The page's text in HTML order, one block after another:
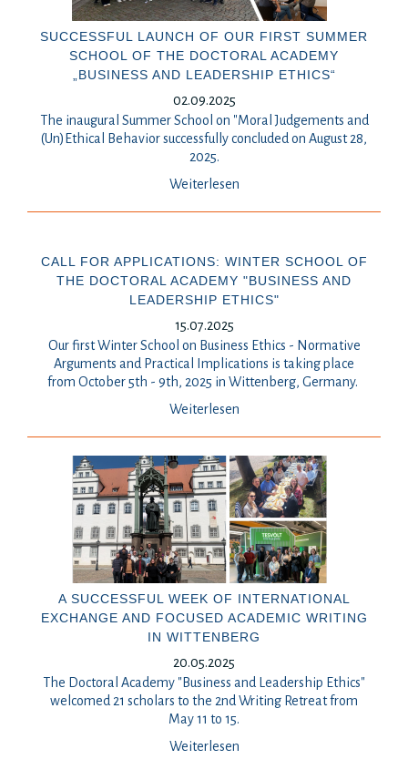
SUCCESSFUL LAUNCH OF OUR FIRST SUMMER
SCHOOL OF THE DOCTORAL ACADEMY
„BUSINESS AND LEADERSHIP ETHICS“
02.09.2025
The inaugural Summer School on "Moral Judgements and
(Un)Ethical Behavior successfully concluded on August 28,
2025.
Weiterlesen
CALL FOR APPLICATIONS: WINTER SCHOOL OF
THE DOCTORAL ACADEMY "BUSINESS AND
LEADERSHIP ETHICS"
15.07.2025
Our first Winter School on Business Ethics - Normative
Arguments and Practical Implications is taking place
from October 5th - 9th, 2025 in Wittenberg, Germany.
Weiterlesen
A SUCCESSFUL WEEK OF INTERNATIONAL
EXCHANGE AND FOCUSED ACADEMIC WRITING
IN WITTENBERG
20.05.2025
The Doctoral Academy "Business and Leadership Ethics"
welcomed 21 scholars to the 2nd Writing Retreat from
May 11 to 15.
Weiterlesen